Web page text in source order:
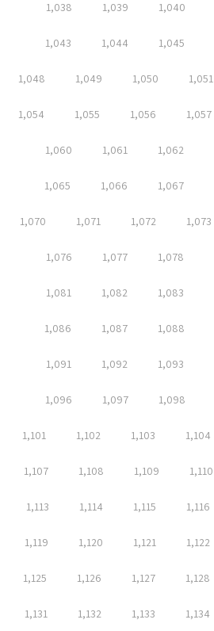
1,038 1,039 1,040
1,043 1,044 1,045
1,048 1,049 1,050 1,051
1,054 1,055 1,056 1,057
1,060 1,061 1,062
1,065 1,066 1,067
1,070 1,071 1,072 1,073
1,076 1,077 1,078
1,081 1,082 1,083
1,086 1,087 1,088
1,091 1,092 1,093
1,096 1,097 1,098
1,101 1,102 1,103 1,104
1,107 1,108 1,109 1,110
1,113 1,114 1,115 1,116
1,119 1,120 1,121 1,122
1,125 1,126 1,127 1,128
1,131 1,132 1,133 1,134